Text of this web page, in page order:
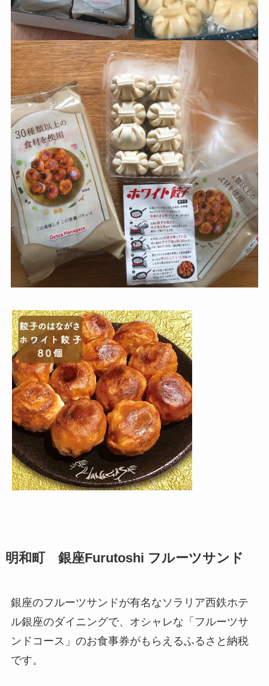
明和町 銀座Furutoshi フルーツサンド
銀座のフルーツサンドが有名なソラリア西鉄ホテ
ル銀座のダイニングで、オシャレな「フルーツサ
ンドコース」のお食事券がもらえるふるさと納税
です。